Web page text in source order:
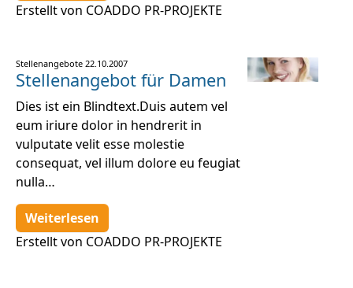
Erstellt von COADDO PR-PROJEKTE
Stellenangebote 22.10.2007
Stellenangebot für Damen
Dies ist ein Blindtext.Duis autem vel
eum iriure dolor in hendrerit in
vulputate velit esse molestie
consequat, vel illum dolore eu feugiat
nulla…
Weiterlesen
Erstellt von COADDO PR-PROJEKTE